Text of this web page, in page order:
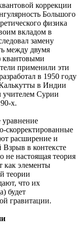
коррекции
Большого
физика
вкладом в
замену
между двумя
квантовыми
применили эти
в 1950 году
в Индии
Сурии
х.
уравнение
скорректированные
расширение и
в контексте
не настоящая теория
как элементы
теории
что их
будет
гравитации.